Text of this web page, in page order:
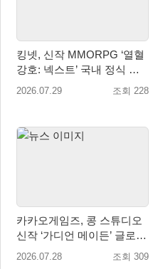
킹넷, 신작 MMORPG ‘열혈
강호: 넥스트’ 국내 정식 출
시
2026.07.29 조회 228
카카오게임즈, 콩 스튜디오
신작 ‘가디언 메이든’ 글로벌
퍼블리싱 계약
2026.07.28 조회 309